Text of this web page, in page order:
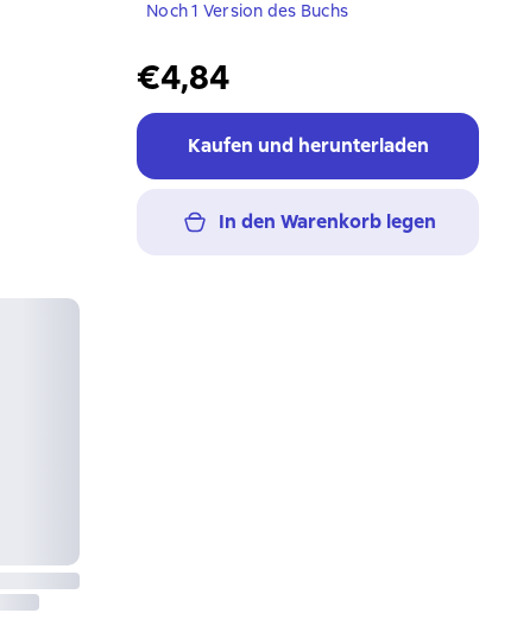
Noch 1 Version des Buchs
€4,84
Kaufen und herunterladen
In den Warenkorb legen